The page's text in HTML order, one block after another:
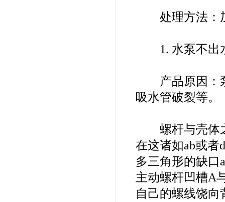
处理方法：
1. 水泵不出
产品原因：泵
吸水管破裂等。
螺杆与壳体之
在这诸如ab或者
多三角形的缺口
主动螺杆凹槽A
自己的螺线饶